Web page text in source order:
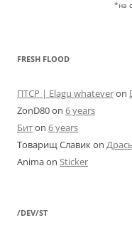
*на
FRESH FLOOD
ПТСР | Elagu whateveron
ZonD80on 6 years
Битon 6 years
Товарищ Славикon
Animaon Sticker
/DEV/ST